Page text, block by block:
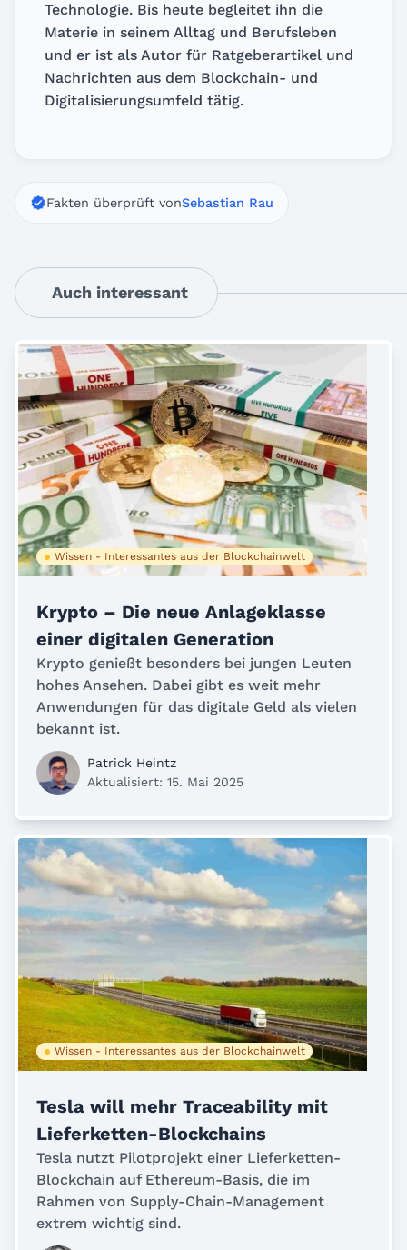
Technologie. Bis heute begleitet ihn die
Materie in seinem Alltag und Berufsleben
und er ist als Autor für Ratgeberartikel und
Nachrichten aus dem Blockchain- und
Digitalisierungsumfeld tätig.
Fakten überprüft vonSebastian Rau
Auch interessant
Wissen - Interessantes aus der Blockchainwelt
Krypto – Die neue Anlageklasse
einer digitalen Generation
Krypto genießt besonders bei jungen Leuten
hohes Ansehen. Dabei gibt es weit mehr
Anwendungen für das digitale Geld als vielen
bekannt ist.
Patrick Heintz
Aktualisiert: 15. Mai 2025
Wissen - Interessantes aus der Blockchainwelt
Tesla will mehr Traceability mit
Lieferketten-Blockchains
Tesla nutzt Pilotprojekt einer Lieferketten-
Blockchain auf Ethereum-Basis, die im
Rahmen von Supply-Chain-Management
extrem wichtig sind.